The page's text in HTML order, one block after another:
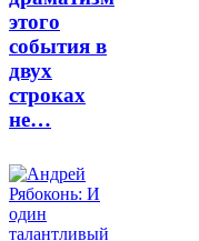
этого
события в
двух
строках
не…